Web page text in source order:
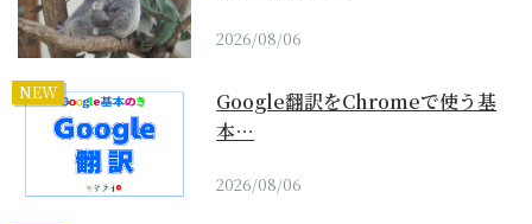
2026/08/06
NEW
Google翻訳をChromeで使う基
本…
2026/08/06